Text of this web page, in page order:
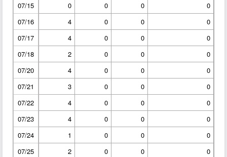
07/15
0 0 0
0
07/16
4 0 0
0
07/17
4 0 0
0
07/18
2 0 0
0
07/20
4 0 0
0
07/21
3 0 0
0
07/22
4 0 0
0
07/23
4 0 0
0
07/24
1 0 0
0
07/25
2 0 0
0